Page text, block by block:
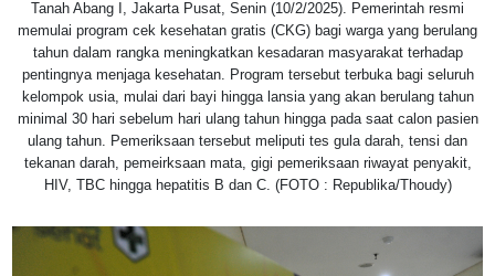
Tanah Abang I, Jakarta Pusat, Senin (10/2/2025). Pemerintah resmi
memulai program cek kesehatan gratis (CKG) bagi warga yang berulang
tahun dalam rangka meningkatkan kesadaran masyarakat terhadap
pentingnya menjaga kesehatan. Program tersebut terbuka bagi seluruh
kelompok usia, mulai dari bayi hingga lansia yang akan berulang tahun
minimal 30 hari sebelum hari ulang tahun hingga pada saat calon pasien
ulang tahun. Pemeriksaan tersebut meliputi tes gula darah, tensi dan
tekanan darah, pemeirksaan mata, gigi pemeriksaan riwayat penyakit,
HIV, TBC hingga hepatitis B dan C. (FOTO : Republika/Thoudy)